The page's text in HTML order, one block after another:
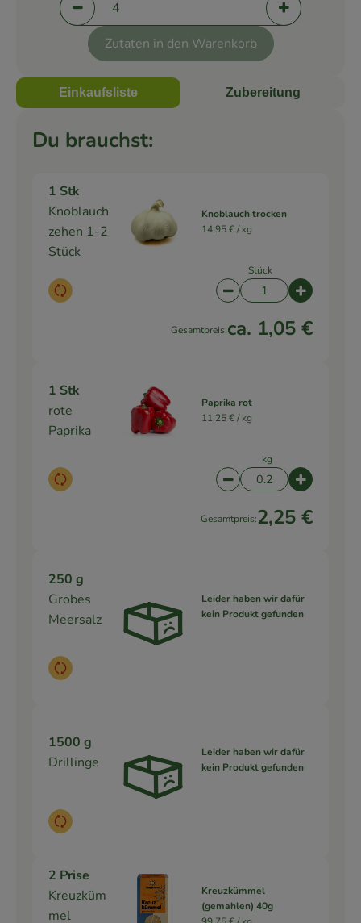
Portionen verringern (aktuell 4 Portionen
Portionen
Zutaten in den Warenkorb
Einkaufsliste Zubereitung
Du brauchst:
1 Stk
Knoblauch
zehen 1-2
Stück
Auswahl ändern
Knoblauch trocken
14,95 € /kg
Stück
Artikelanzahl
Gesamtpreis:ca. 1,05 €
1 Stk
rote
Paprika
Auswahl ändern
Paprika rot
11,25 € /kg
kg
Artikelanzahl
Gesamtpreis:2,25 €
250 g
Grobes
Meersalz
Auswahl ändern
Leider haben wir dafür
kein Produkt gefunden
1500 g
Drillinge
Auswahl ändern
Leider haben wir dafür
kein Produkt gefunden
2 Prise
Kreuzküm
mel
Kreuzkümmel
(gemahlen) 40g